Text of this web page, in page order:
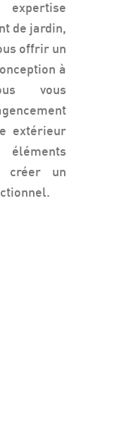
de jardin,
offrir un
à
vous
extérieur
créer un